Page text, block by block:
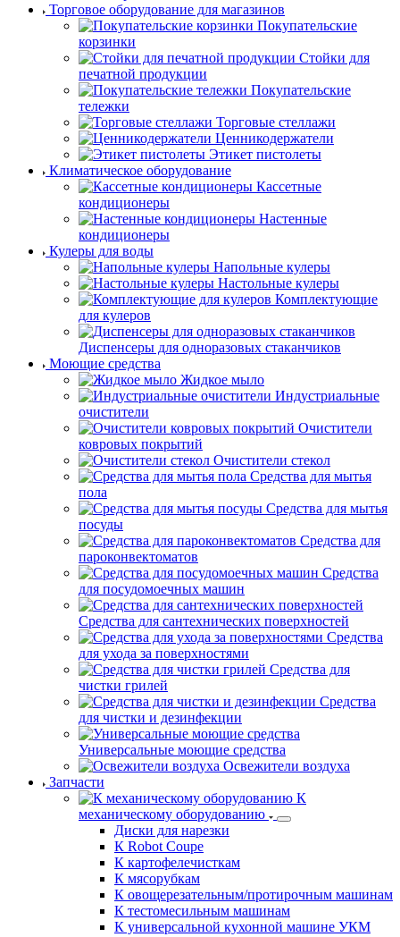
Торговое оборудование для магазинов
Покупательские
корзинки
Стойки для
печатной продукции
Покупательские
тележки
Торговые стеллажи
Ценникодержатели
Этикет пистолеты
Климатическое оборудование
Кассетные
кондиционеры
Настенные
кондиционеры
Кулеры для воды
Напольные кулеры
Настольные кулеры
Комплектующие
для кулеров
Диспенсеры для одноразовых стаканчиков
Моющие средства
Жидкое мыло
Индустриальные
очистители
Очистители
ковровых покрытий
Очистители стекол
Средства для мытья
пола
Средства для мытья
посуды
Средства для
пароконвектоматов
Средства
для посудомоечных машин
Средства для сантехнических поверхностей
Средства
для ухода за поверхностями
Средства для
чистки грилей
Средства
для чистки и дезинфекции
Универсальные моющие средства
Освежители воздуха
Запчасти
К
механическому оборудованию
Диски для нарезки
К Robot Coupe
К картофелечисткам
К мясорубкам
К овощерезательным/протирочным машинам
К тестомесильным машинам
К универсальной кухонной машине УКМ